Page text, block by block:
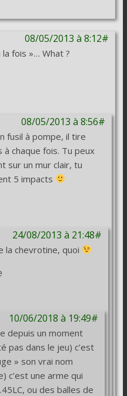
08/05/2013 à 8:12#
fois »… What ?
08/05/2013 à 8:56#
fusil à pompe, il tire
à chaque fois. Tu peux
sur un mur clair, tu
5 impacts
24/08/2013 à 21:48#
la chevrotine, quoi
10/06/2018 à 19:49#
depuis un moment
pas dans le jeu) c’est
» son vrai nom
c’est une arme qui
ou des balles de